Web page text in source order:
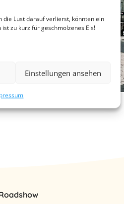
die Lust darauf verlierst, könnten ein
zu kurz für geschmolzenes Eis!
Einstellungen ansehen